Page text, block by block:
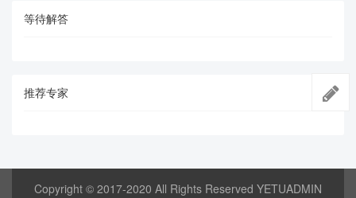
等待解答
推荐专家
Copyright © 2017-2020 All Rights Reserved YETUADMIN